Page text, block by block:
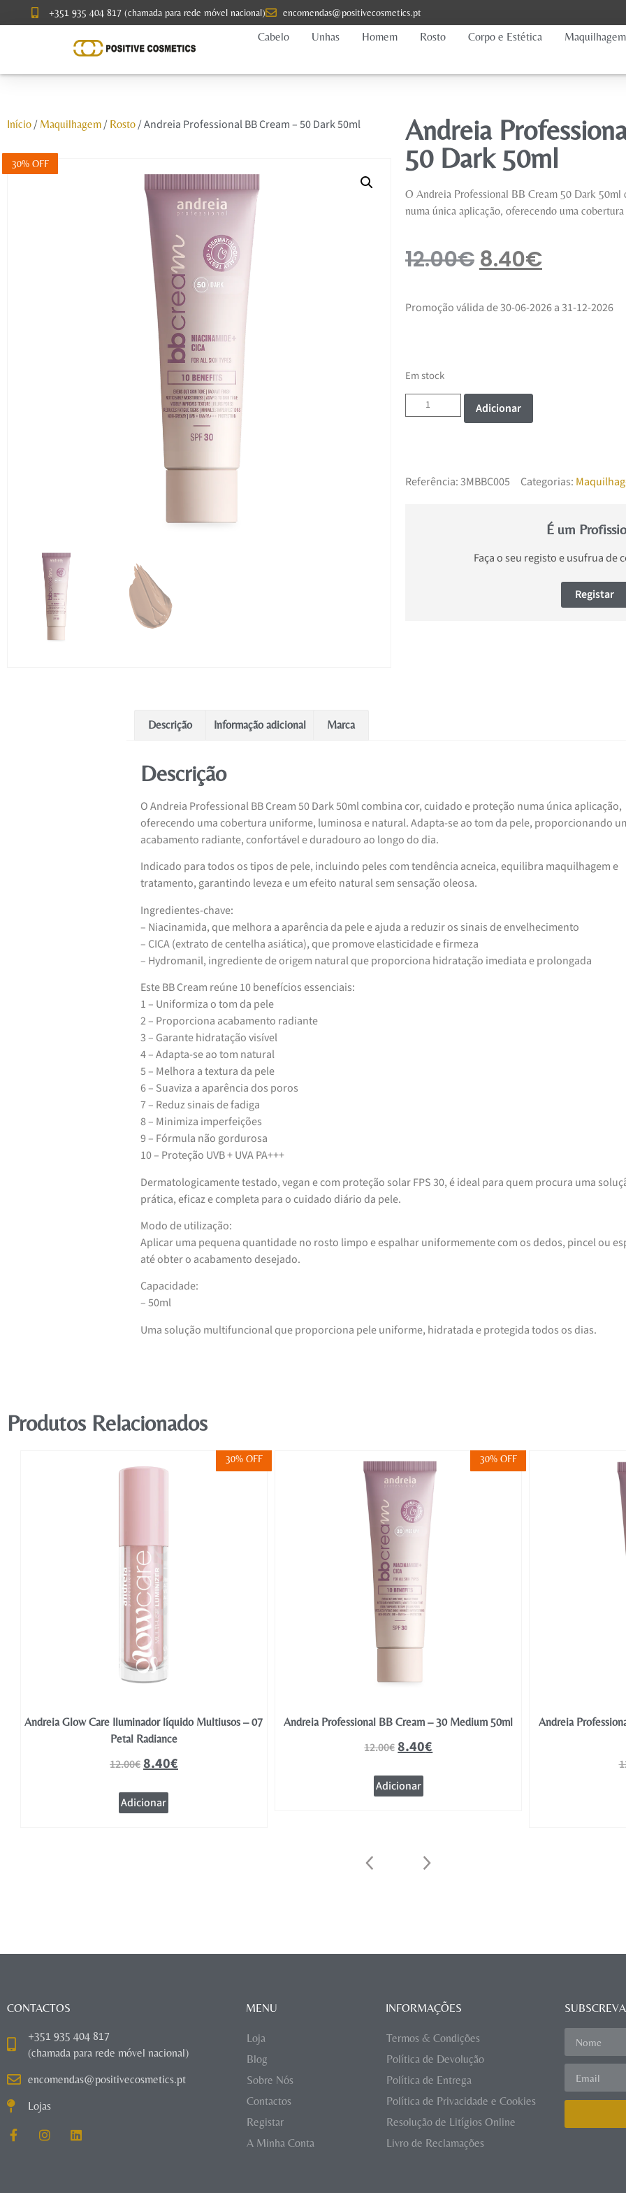
+351 935 404 817 (chamada para rede móvel nacional) encomendas@positivecosmetics.pt
Cabelo
Unhas Homem Rosto Corpo e Estética Maquilhagem
Início/ Maquilhagem/ Rosto/ Andreia Professional BB Cream – 50 Dark 50ml
30% OFF
Andreia
50 Dark 50ml
O Andreia Professional BB Cream 50 Dark 50ml
numa única aplicação, oferecendo uma
12.00€ 8.40€
Promoção válida de 30-06-2026 a 31-12-2026
Em stock
Adicionar
Referência:3MBBC005 Categorias:
É um
Faça o seu registo e usufrua de
Registar
Descrição Informação adicional Marca
Descrição
O Andreia Professional BB Cream 50 Dark 50ml combina cor, cuidado e proteção numa única aplicação,
oferecendo uma cobertura uniforme, luminosa e natural. Adapta-se ao tom da pele, proporcionando
acabamento radiante, confortável e duradouro ao longo do dia.
Indicado para todos os tipos de pele, incluindo peles com tendência acneica, equilibra maquilhagem e
tratamento, garantindo leveza e um efeito natural sem sensação oleosa.
Ingredientes-chave:
– Niacinamida, que melhora a aparência da pele e ajuda a reduzir os sinais de envelhecimento
– CICA (extrato de centelha asiática), que promove elasticidade e firmeza
– Hydromanil, ingrediente de origem natural que proporciona hidratação imediata e prolongada
Este BB Cream reúne 10 benefícios essenciais:
1 – Uniformiza o tom da pele
2 – Proporciona acabamento radiante
3 – Garante hidratação visível
4 – Adapta-se ao tom natural
5 – Melhora a textura da pele
6 – Suaviza a aparência dos poros
7 – Reduz sinais de fadiga
8 – Minimiza imperfeições
9 – Fórmula não gordurosa
10 – Proteção UVB + UVA PA+++
Dermatologicamente testado, vegan e com proteção solar FPS 30, é ideal para quem procura uma
prática, eficaz e completa para o cuidado diário da pele.
Modo de utilização:
Aplicar uma pequena quantidade no rosto limpo e espalhar uniformemente com os dedos, pincel ou
até obter o acabamento desejado.
Capacidade:
– 50ml
Uma solução multifuncional que proporciona pele uniforme, hidratada e protegida todos os dias.
Produtos Relacionados
30% OFF
Andreia Glow Care Iluminador líquido Multiusos – 07
Petal Radiance
12.00€8.40€
Adicionar
30% OFF
Andreia Professional BB Cream – 30 Medium 50ml
12.00€8.40€
Adicionar
Andreia
CONTACTOS
+351 935 404 817
(chamada para rede móvel nacional)
encomendas@positivecosmetics.pt
Lojas
MENU
Loja
Blog
Sobre Nós
Contactos
Registar
A Minha Conta
INFORMAÇÕES
Termos & Condições
Política de Devolução
Política de Entrega
Política de Privacidade e Cookies
Resolução de Litígios Online
Livro de Reclamações